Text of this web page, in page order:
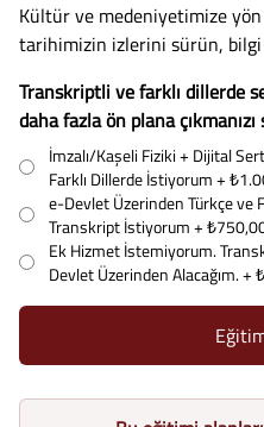
Kültür ve medeniyetimize
tarihimizin izlerini sürün, bilgi
Transkriptli ve farklı dillerde
daha fazla ön plana çıkmanızı
İmzalı/Kaşeli Fiziki + Dijital
Farklı Dillerde İstiyorum+
e-Devlet Üzerinden Türkçe ve
Transkript İstiyorum+
Ek Hizmet İstemiyorum.
Devlet Üzerinden Alacağım.+